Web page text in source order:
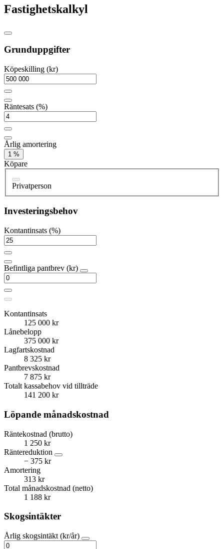
Fastighetskalkyl
Grunduppgifter
Köpeskilling (kr)
Räntesats (%)
Årlig amortering
1 %
Köpare
Privatperson
Investeringsbehov
Kontantinsats (%)
Befintliga pantbrev (kr)
Kontantinsats
125 000 kr
Lånebelopp
375 000 kr
Lagfartskostnad
8 325 kr
Pantbrevskostnad
7 875 kr
Totalt kassabehov vid tillträde
141 200 kr
Löpande månadskostnad
Räntekostnad (brutto)
1 250 kr
Räntereduktion
− 375 kr
Amortering
313 kr
Total månadskostnad (netto)
1 188 kr
Skogsintäkter
Årlig skogsintäkt (kr/år)